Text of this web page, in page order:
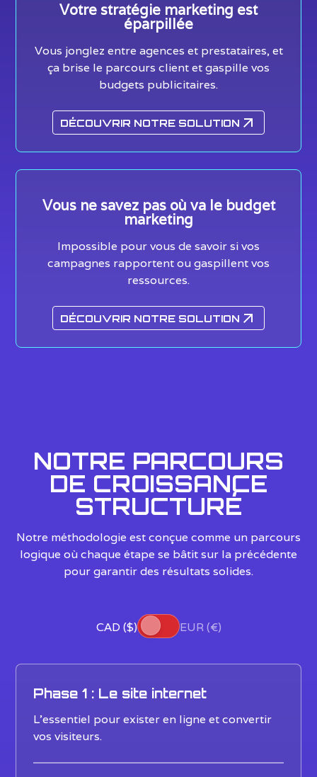
Votre stratégie marketing est
éparpillée
Vous jonglez entre agences et prestataires, et
ça brise le parcours client et gaspille vos
budgets publicitaires.
DÉCOUVRIR NOTRE SOLUTION
Vous ne savez pas où va le budget
marketing
Impossible pour vous de savoir si vos
campagnes rapportent ou gaspillent vos
ressources.
DÉCOUVRIR NOTRE SOLUTION
NOTRE PARCOURS
DE CROISSANCE
STRUCTURÉ
Notre méthodologie est conçue comme un parcours
logique où chaque étape se bâtit sur la précédente
pour garantir des résultats solides.
CAD ($) EUR (€)
Phase 1 : Le site internet
L'essentiel pour exister en ligne et convertir
vos visiteurs.